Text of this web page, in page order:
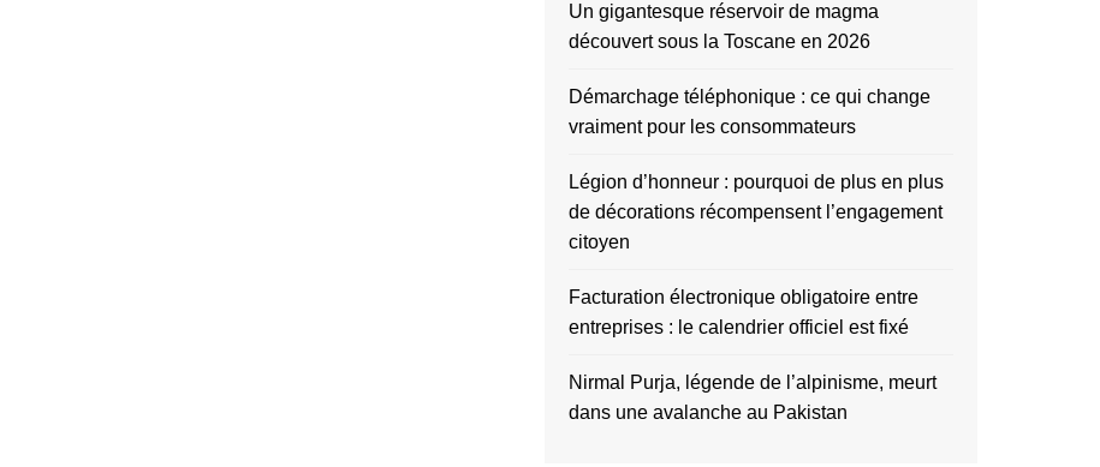
Un gigantesque réservoir de magma
découvert sous la Toscane en 2026
Démarchage téléphonique : ce qui change
vraiment pour les consommateurs
Légion d’honneur : pourquoi de plus en plus
de décorations récompensent l’engagement
citoyen
Facturation électronique obligatoire entre
entreprises : le calendrier officiel est fixé
Nirmal Purja, légende de l’alpinisme, meurt
dans une avalanche au Pakistan